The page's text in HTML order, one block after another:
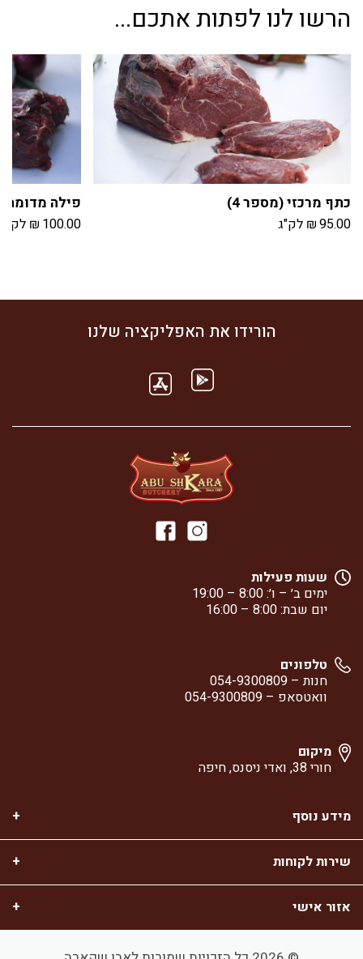
הרשו לנו לפתות אתכם...
כתף מרכזי (מספר 4)
₪95.00 לק"ג
פילה מדומה
₪ 100.00 לק"ג
הורידו את האפליקציה שלנו
שעות פעילות
ימים ב׳ – ו׳: 8:00 – 19:00
יום שבת: 8:00 – 16:00
טלפונים
חנות – 054-9300809
וואטסאפ – 054-9300809
מיקום
חורי 38, ואדי ניסנס, חיפה
מידע נוסף
שירות לקוחות
אזור אישי